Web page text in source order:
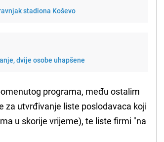
stadiona Koševo
dvije osobe uhapšene
programa, među ostalim
za utvrđivanje liste poslodavaca koji
u skorije vrijeme), te liste firmi "na